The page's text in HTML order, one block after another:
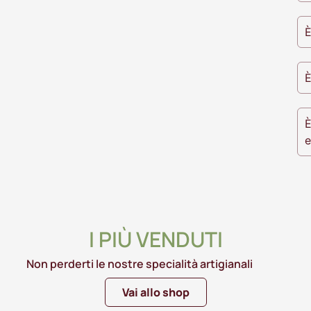
I PIÙ VENDUTI
Vai allo shop
Non perderti le nostre specialità artigianali